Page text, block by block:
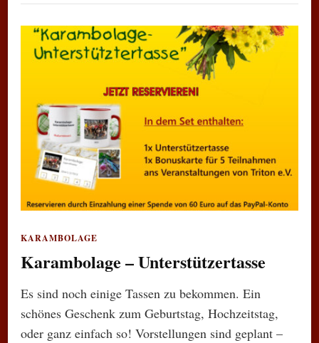
KARAMBOLAGE
Karambolage – Unterstützertasse
Es sind noch einige Tassen zu bekommen. Ein
schönes Geschenk zum Geburtstag, Hochzeitstag,
oder ganz einfach so! Vorstellungen sind geplant –